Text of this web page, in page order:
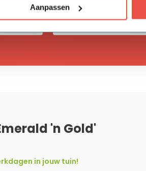
Aanpassen
'n Gold'
in jouw tuin!